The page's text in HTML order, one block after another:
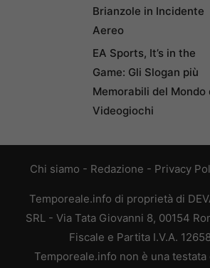
Brianzole in Incidente
Aereo
EA Sports, It’s in the
Game: Gli Slogan più
Memorabili del Mondo
Videogiochi
Chi siamo - Redazione - Privacy
Temporeale.info di proprietà di
SRL - Via Tata Giovanni 8, 00154
Fiscale e Partita I.V.A.
Temporeale.info non è una